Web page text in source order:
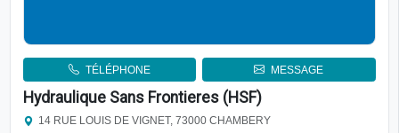
TÉLÉPHONE MESSAGE
Hydraulique Sans Frontieres (HSF)
14 RUE LOUIS DE VIGNET, 73000 CHAMBERY